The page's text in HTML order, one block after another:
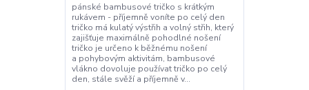
pánské bambusové tričko s krátkým
rukávem - příjemně voníte po celý den
tričko má kulatý výstřih a volný střih, který
zajišťuje maximálně pohodlné nošení
tričko je určeno k běžnému nošení
a pohybovým aktivitám, bambusové
vlákno dovoluje používat tričko po celý
den, stále svěží a příjemně v...